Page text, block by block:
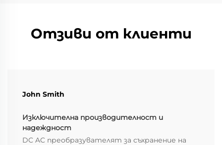
Отзиви от клиенти
John Smith
Изключителна производителност и
надеждност
DC AC преобразувателят за съхранение на